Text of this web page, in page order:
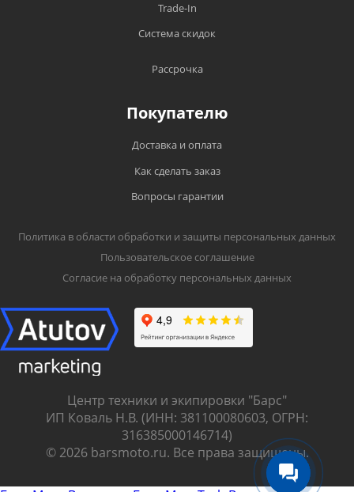
Trade-In
Система скидок
Рассрочка
Покупателю
Доставка и оплата
Как сделать заказ
Вопросы гарантии
Политика в области обработки и защиты персональных данных
Пользовательское соглашение
Согласие на обработку персональных данных
Центр техники и экипировки "Барс"
ИП Коваль Н.В. (ИНН: 381100080603, ОГРН:
316385000146714)
© 2026 barsmoto.ru. Все права защищены.